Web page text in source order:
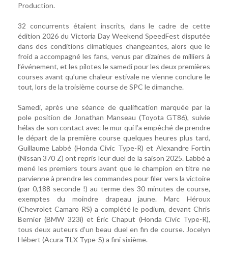
Production.
32 concurrents étaient inscrits, dans le cadre de cette
édition 2026 du Victoria Day Weekend SpeedFest disputée
dans des conditions climatiques changeantes, alors que le
froid a accompagné les fans, venus par dizaines de milliers à
l’événement, et les pilotes le samedi pour les deux premières
courses avant qu’une chaleur estivale ne vienne conclure le
tout, lors de la troisième course de SPC le dimanche.
Samedi, après une séance de qualification marquée par la
pole position de Jonathan Manseau (Toyota GT86), suivie
hélas de son contact avec le mur qui l’a empêché de prendre
le départ de la première course quelques heures plus tard,
Guillaume Labbé (Honda Civic Type-R) et Alexandre Fortin
(Nissan 370 Z) ont repris leur duel de la saison 2025. Labbé a
mené les premiers tours avant que le champion en titre ne
parvienne à prendre les commandes pour filer vers la victoire
(par 0,188 seconde !) au terme des 30 minutes de course,
exemptes du moindre drapeau jaune. Marc Héroux
(Chevrolet Camaro RS) a complété le podium, devant Chris
Bernier (BMW 323i) et Éric Chaput (Honda Civic Type-R),
tous deux auteurs d’un beau duel en fin de course. Jocelyn
Hébert (Acura TLX Type-S) a fini sixième.